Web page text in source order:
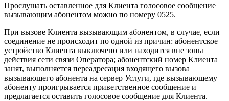
Прослушать оставленное для Клиента голосовое сообщение
вызывающим абонентом можно по номеру 0525.
При вызове Клиента вызывающим абонентом, в случае, если
соединение не происходит по одной из причин: абонентское
устройство Клиента выключено или находится вне зоны
действия сети связи Оператора; абонентский номер Клиента
занят, выполняется переадресация входящего вызова
вызывающего абонента на сервер Услуги, где вызывающему
абоненту проигрывается приветственное сообщение и
предлагается оставить голосовое сообщение для Клиента.